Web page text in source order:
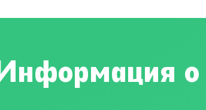
Информация о